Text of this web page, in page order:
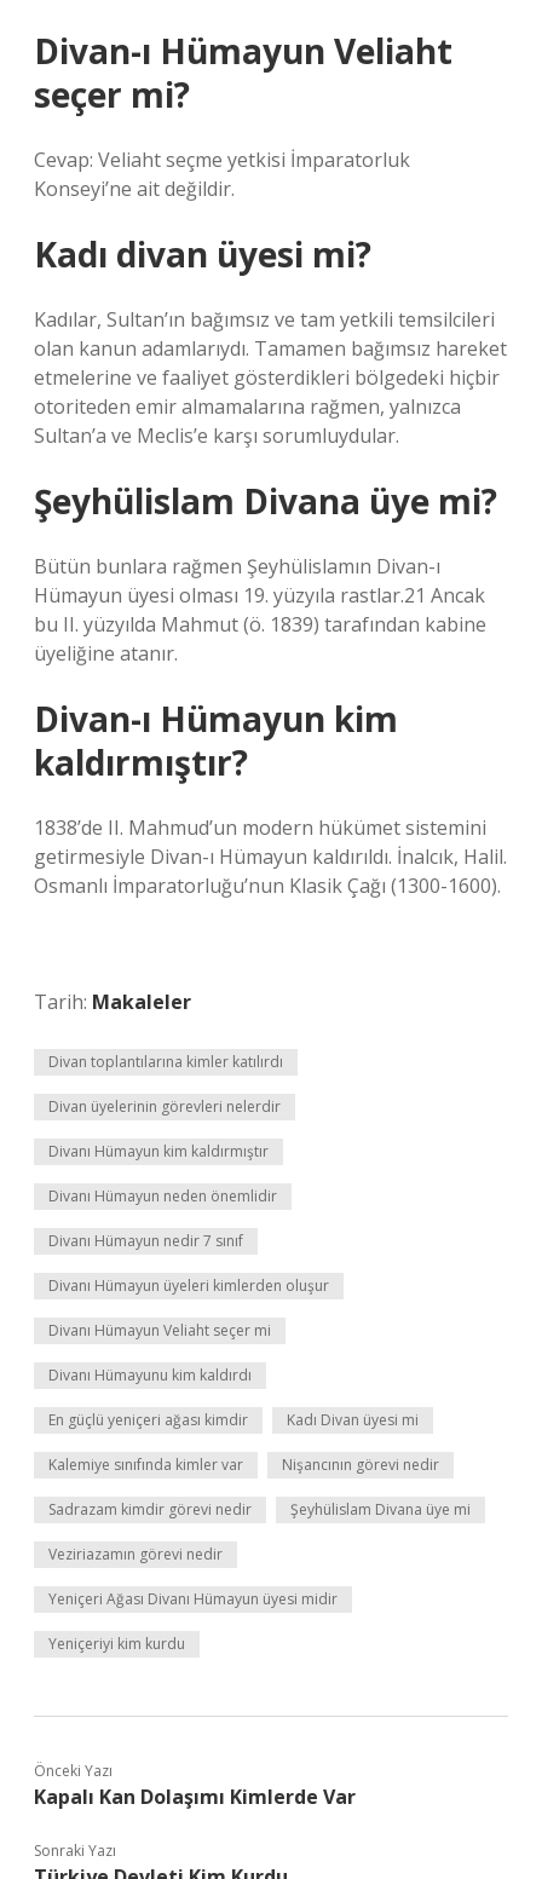
Divan-ı Hümayun Veliaht
seçer mi?
Cevap: Veliaht seçme yetkisi İmparatorluk
Konseyi’ne ait değildir.
Kadı divan üyesi mi?
Kadılar, Sultan’ın bağımsız ve tam yetkili temsilcileri
olan kanun adamlarıydı. Tamamen bağımsız hareket
etmelerine ve faaliyet gösterdikleri bölgedeki hiçbir
otoriteden emir almamalarına rağmen, yalnızca
Sultan’a ve Meclis’e karşı sorumluydular.
Şeyhülislam Divana üye mi?
Bütün bunlara rağmen Şeyhülislamın Divan-ı
Hümayun üyesi olması 19. yüzyıla rastlar.21 Ancak
bu II. yüzyılda Mahmut (ö. 1839) tarafından kabine
üyeliğine atanır.
Divan-ı Hümayun kim
kaldırmıştır?
1838’de II. Mahmud’un modern hükümet sistemini
getirmesiyle Divan-ı Hümayun kaldırıldı. İnalcık, Halil.
Osmanlı İmparatorluğu’nun Klasik Çağı (1300-1600).
Tarih: Makaleler
Divan toplantılarına kimler katılırdı
Divan üyelerinin görevleri nelerdir
Divanı Hümayun kim kaldırmıştır
Divanı Hümayun neden önemlidir
Divanı Hümayun nedir 7 sınıf
Divanı Hümayun üyeleri kimlerden oluşur
Divanı Hümayun Veliaht seçer mi
Divanı Hümayunu kim kaldırdı
En güçlü yeniçeri ağası kimdir Kadı Divan üyesi mi
Kalemiye sınıfında kimler var Nişancının görevi nedir
Sadrazam kimdir görevi nedir Şeyhülislam Divana üye mi
Veziriazamın görevi nedir
Yeniçeri Ağası Divanı Hümayun üyesi midir
Yeniçeriyi kim kurdu
Önceki Yazı
Kapalı Kan Dolaşımı Kimlerde Var
Sonraki Yazı